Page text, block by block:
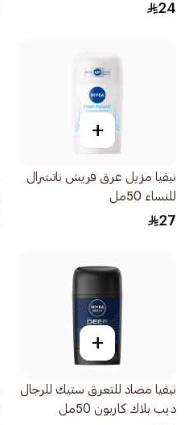
24
+
نيفيا مزيل عرق فريش ناتشرال
للنساء 50مل
27
+
نيفيا مضاد للتعرق ستيك للرجال
ديب بلاك كاربون 50مل